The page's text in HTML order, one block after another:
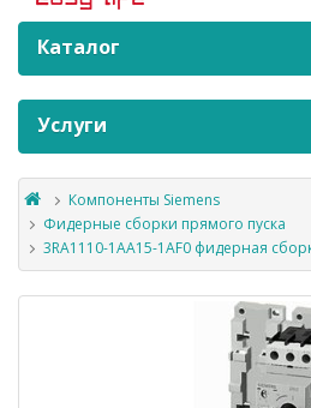
Каталог
Услуги
Компоненты Siemens
Фидерные сборки прямого пуска
3RA1110-1AA15-1AF0 фидерная